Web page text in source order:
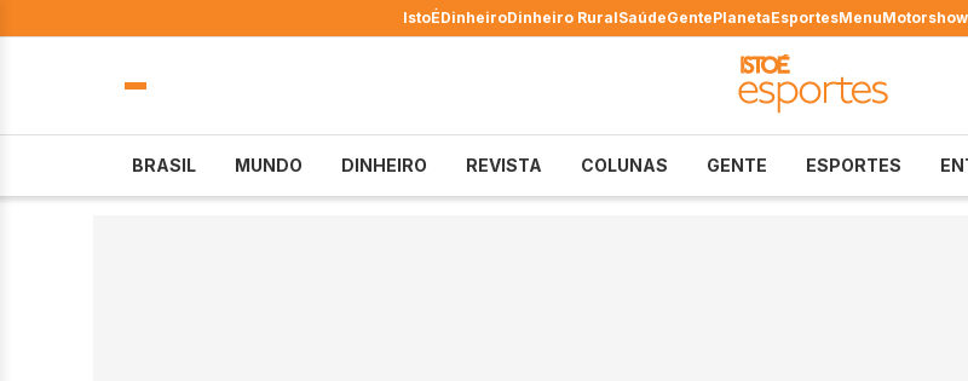
IstoÉDinheiroDinheiro RuralSaúdeGentePlanetaEsportesMenuMotorshow
BRASIL MUNDO DINHEIRO REVISTA COLUNAS GENTE ESPORTES